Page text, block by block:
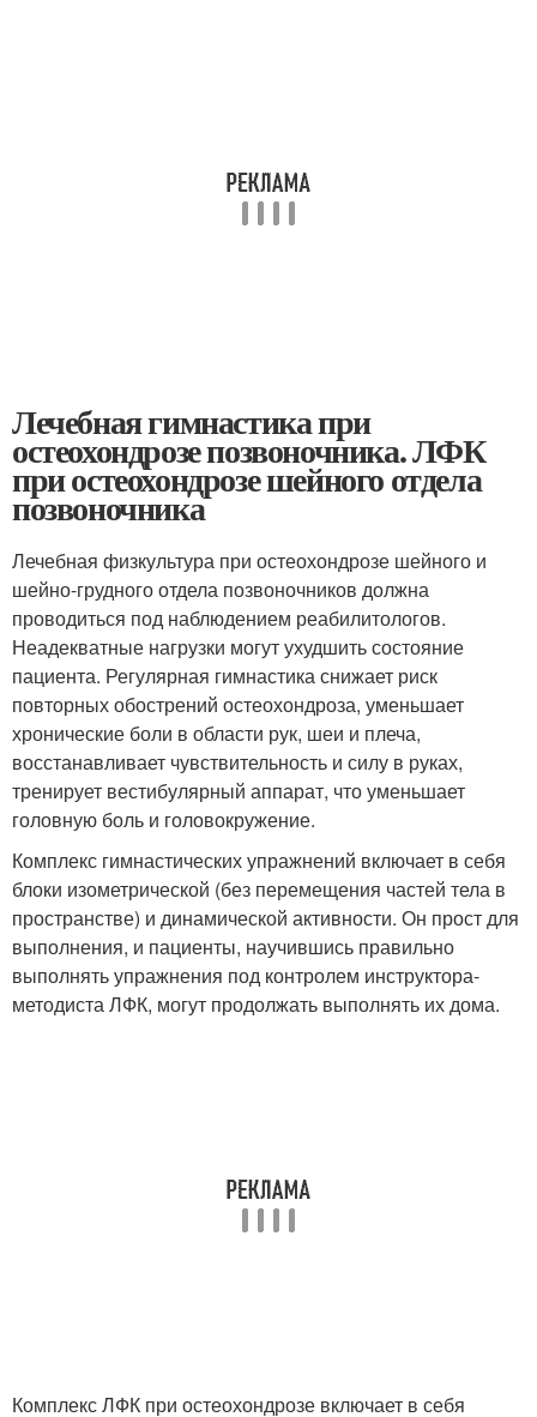
Лечебная гимнастика при
остеохондрозе позвоночника. ЛФК
при остеохондрозе шейного отдела
позвоночника
Лечебная физкультура при остеохондрозе шейного и
шейно-грудного отдела позвоночников должна
проводиться под наблюдением реабилитологов.
Неадекватные нагрузки могут ухудшить состояние
пациента. Регулярная гимнастика снижает риск
повторных обострений остеохондроза, уменьшает
хронические боли в области рук, шеи и плеча,
восстанавливает чувствительность и силу в руках,
тренирует вестибулярный аппарат, что уменьшает
головную боль и головокружение.
Комплекс гимнастических упражнений включает в себя
блоки изометрической (без перемещения частей тела в
пространстве) и динамической активности. Он прост для
выполнения, и пациенты, научившись правильно
выполнять упражнения под контролем инструктора-
методиста ЛФК, могут продолжать выполнять их дома.
Комплекс ЛФК при остеохондрозе включает в себя